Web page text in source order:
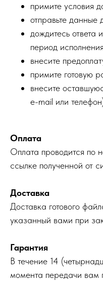
примите условия
отправьте данные
дождитесь ответа
период
внесите
примите готовую
внесите
e-mail или
Оплата
Оплата проводится по
ссылке полученной от
Доставка
Доставка готового
указанный вами при
Гарантия
В течение 14
момента передачи вам